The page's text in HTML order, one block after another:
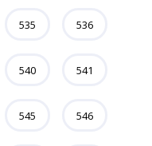
535 536
540 541
545 546